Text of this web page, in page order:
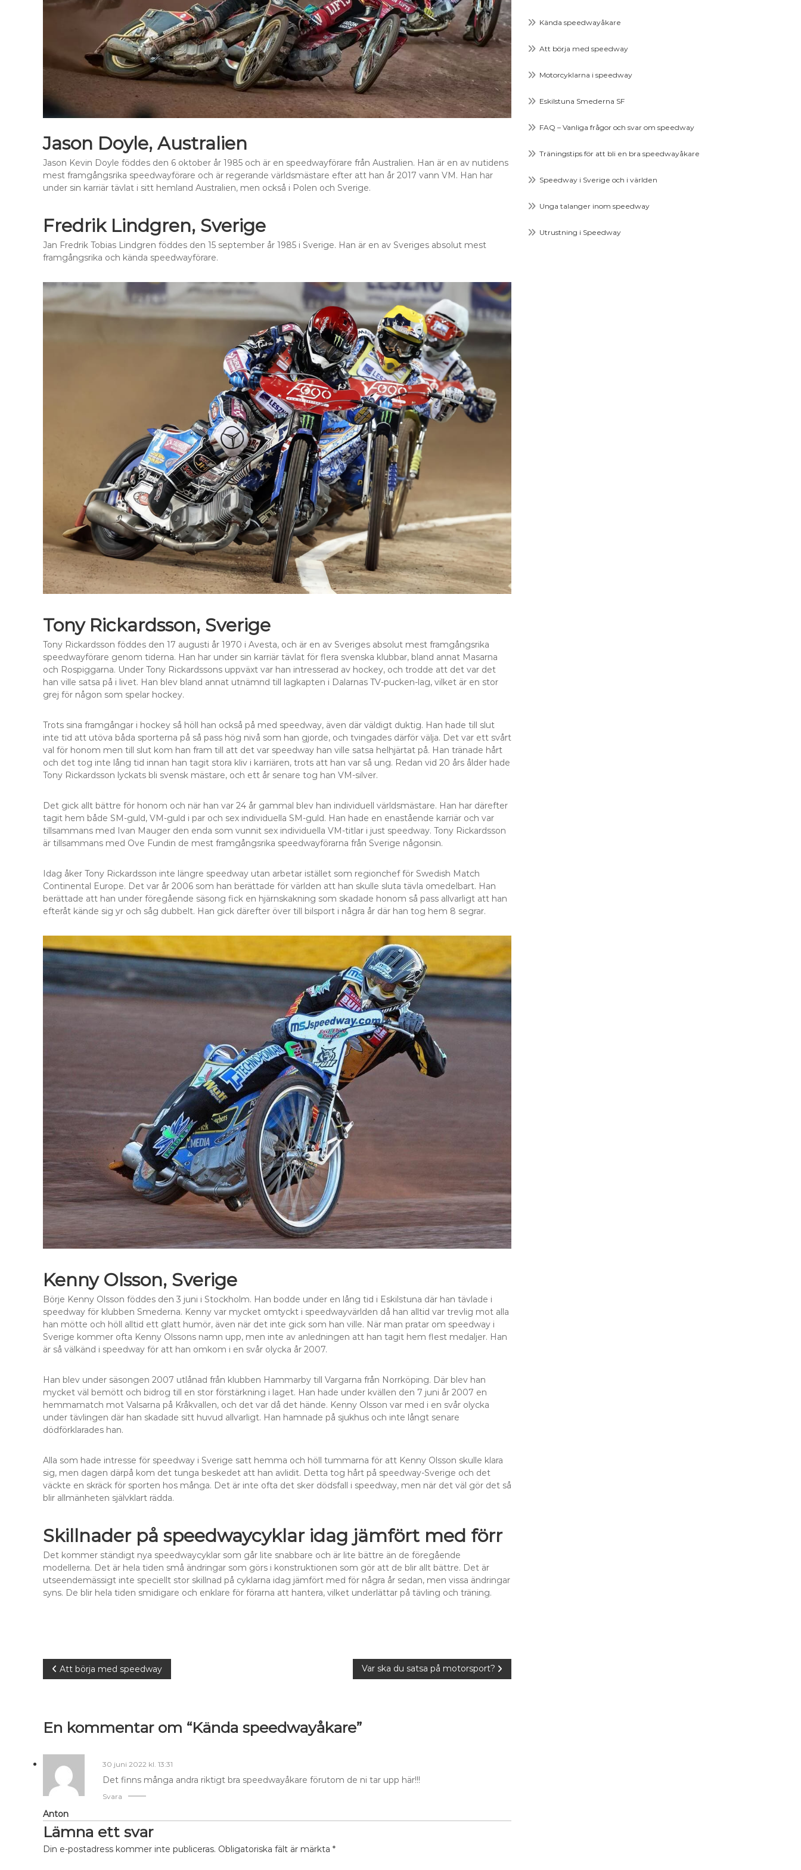
Jason Doyle, Australien
Jason Kevin Doyle föddes den 6 oktober år 1985 och är en speedwayförare från Australien. Han är en av nutidens
mest framgångsrika speedwayförare och är regerande världsmästare efter att han år 2017 vann VM. Han har
under sin karriär tävlat i sitt hemland Australien, men också i Polen och Sverige.
Fredrik Lindgren, Sverige
Jan Fredrik Tobias Lindgren föddes den 15 september år 1985 i Sverige. Han är en av Sveriges absolut mest
framgångsrika och kända speedwayförare.
Tony Rickardsson, Sverige
Tony Rickardsson föddes den 17 augusti år 1970 i Avesta, och är en av Sveriges absolut mest framgångsrika
speedwayförare genom tiderna. Han har under sin karriär tävlat för flera svenska klubbar, bland annat Masarna
och Rospiggarna. Under Tony Rickardssons uppväxt var han intresserad av hockey, och trodde att det var det
han ville satsa på i livet. Han blev bland annat utnämnd till lagkapten i Dalarnas TV-pucken-lag, vilket är en stor
grej för någon som spelar hockey.
Trots sina framgångar i hockey så höll han också på med speedway, även där väldigt duktig. Han hade till slut
inte tid att utöva båda sporterna på så pass hög nivå som han gjorde, och tvingades därför välja. Det var ett svårt
val för honom men till slut kom han fram till att det var speedway han ville satsa helhjärtat på. Han tränade hårt
och det tog inte lång tid innan han tagit stora kliv i karriären, trots att han var så ung. Redan vid 20 års ålder hade
Tony Rickardsson lyckats bli svensk mästare, och ett år senare tog han VM-silver.
Det gick allt bättre för honom och när han var 24 år gammal blev han individuell världsmästare. Han har därefter
tagit hem både SM-guld, VM-guld i par och sex individuella SM-guld. Han hade en enastående karriär och var
tillsammans med Ivan Mauger den enda som vunnit sex individuella VM-titlar i just speedway. Tony Rickardsson
är tillsammans med Ove Fundin de mest framgångsrika speedwayförarna från Sverige någonsin.
Idag åker Tony Rickardsson inte längre speedway utan arbetar istället som regionchef för Swedish Match
Continental Europe. Det var år 2006 som han berättade för världen att han skulle sluta tävla omedelbart. Han
berättade att han under föregående säsong fick en hjärnskakning som skadade honom så pass allvarligt att han
efteråt kände sig yr och såg dubbelt. Han gick därefter över till bilsport i några år där han tog hem 8 segrar.
Kenny Olsson, Sverige
Börje Kenny Olsson föddes den 3 juni i Stockholm. Han bodde under en lång tid i Eskilstuna där han tävlade i
speedway för klubben Smederna. Kenny var mycket omtyckt i speedwayvärlden då han alltid var trevlig mot alla
han mötte och höll alltid ett glatt humör, även när det inte gick som han ville. När man pratar om speedway i
Sverige kommer ofta Kenny Olssons namn upp, men inte av anledningen att han tagit hem flest medaljer. Han
är så välkänd i speedway för att han omkom i en svår olycka år 2007.
Han blev under säsongen 2007 utlånad från klubben Hammarby till Vargarna från Norrköping. Där blev han
mycket väl bemött och bidrog till en stor förstärkning i laget. Han hade under kvällen den 7 juni år 2007 en
hemmamatch mot Valsarna på Kråkvallen, och det var då det hände. Kenny Olsson var med i en svår olycka
under tävlingen där han skadade sitt huvud allvarligt. Han hamnade på sjukhus och inte långt senare
dödförklarades han.
Alla som hade intresse för speedway i Sverige satt hemma och höll tummarna för att Kenny Olsson skulle klara
sig, men dagen därpå kom det tunga beskedet att han avlidit. Detta tog hårt på speedway-Sverige och det
väckte en skräck för sporten hos många. Det är inte ofta det sker dödsfall i speedway, men när det väl gör det så
blir allmänheten självklart rädda.
Skillnader på speedwaycyklar idag jämfört med förr
Det kommer ständigt nya speedwaycyklar som går lite snabbare och är lite bättre än de föregående
modellerna. Det är hela tiden små ändringar som görs i konstruktionen som gör att de blir allt bättre. Det är
utseendemässigt inte speciellt stor skillnad på cyklarna idag jämfört med för några år sedan, men vissa ändringar
syns. De blir hela tiden smidigare och enklare för förarna att hantera, vilket underlättar på tävling och träning.
Inläggsnavigering
Att börja med speedway Var ska du satsa på motorsport?
En kommentar om “Kända speedwayåkare”
Anton
30 juni 2022 kl. 13:31
Det finns många andra riktigt bra speedwayåkare förutom de ni tar upp här!!!
Svara
Lämna ett svar
Din e-postadress kommer inte publiceras. Obligatoriska fält är märkta *
Kända speedwayåkare
Att börja med speedway
Motorcyklarna i speedway
Eskilstuna Smederna SF
FAQ – Vanliga frågor och svar om speedway
Träningstips för att bli en bra speedwayåkare
Speedway i Sverige och i världen
Unga talanger inom speedway
Utrustning i Speedway